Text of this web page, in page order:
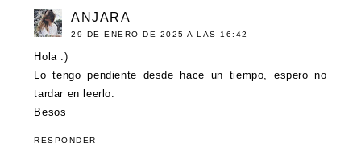
ANJARA
29 DE ENERO DE 2025 A LAS 16:42
Hola :)
Lo tengo pendiente desde hace un tiempo, espero no
tardar en leerlo.
Besos
RESPONDER